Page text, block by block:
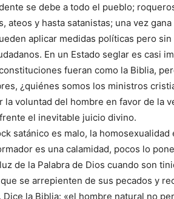
se debe a todo el pueblo;
ateos y hasta satanistas; una vez
aplicar medidas políticas pero
En un Estado seglar es casi
fueran como la Biblia,
¿quiénes somos los ministros
la voluntad del hombre en favor de la
el inevitable juicio divino.
satánico es malo, la
es una calamidad, pocos lo
de la Palabra de Dios cuando son
se arrepienten de sus pecados y
Dice la Biblia: «el hombre natural no